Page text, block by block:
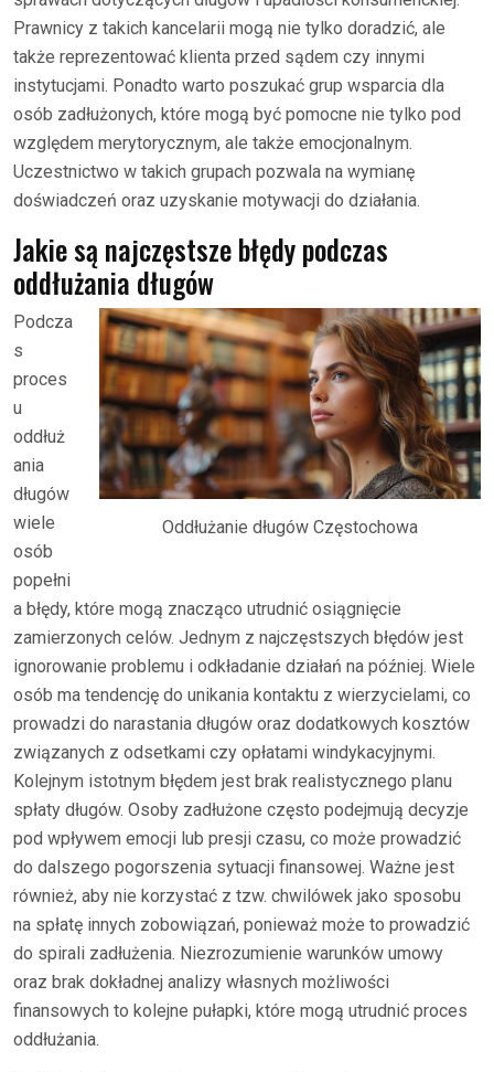
Prawnicy z takich kancelarii mogą nie tylko doradzić, ale
także reprezentować klienta przed sądem czy innymi
instytucjami. Ponadto warto poszukać grup wsparcia dla
osób zadłużonych, które mogą być pomocne nie tylko pod
względem merytorycznym, ale także emocjonalnym.
Uczestnictwo w takich grupach pozwala na wymianę
doświadczeń oraz uzyskanie motywacji do działania.
Jakie są najczęstsze błędy podczas
oddłużania długów
Oddłużanie długów Częstochowa
Podcza
s
proces
u
oddłuż
ania
długów
wiele
osób
popełni
a błędy, które mogą znacząco utrudnić osiągnięcie
zamierzonych celów. Jednym z najczęstszych błędów jest
ignorowanie problemu i odkładanie działań na później. Wiele
osób ma tendencję do unikania kontaktu z wierzycielami, co
prowadzi do narastania długów oraz dodatkowych kosztów
związanych z odsetkami czy opłatami windykacyjnymi.
Kolejnym istotnym błędem jest brak realistycznego planu
spłaty długów. Osoby zadłużone często podejmują decyzje
pod wpływem emocji lub presji czasu, co może prowadzić
do dalszego pogorszenia sytuacji finansowej. Ważne jest
również, aby nie korzystać z tzw. chwilówek jako sposobu
na spłatę innych zobowiązań, ponieważ może to prowadzić
do spirali zadłużenia. Niezrozumienie warunków umowy
oraz brak dokładnej analizy własnych możliwości
finansowych to kolejne pułapki, które mogą utrudnić proces
oddłużania.